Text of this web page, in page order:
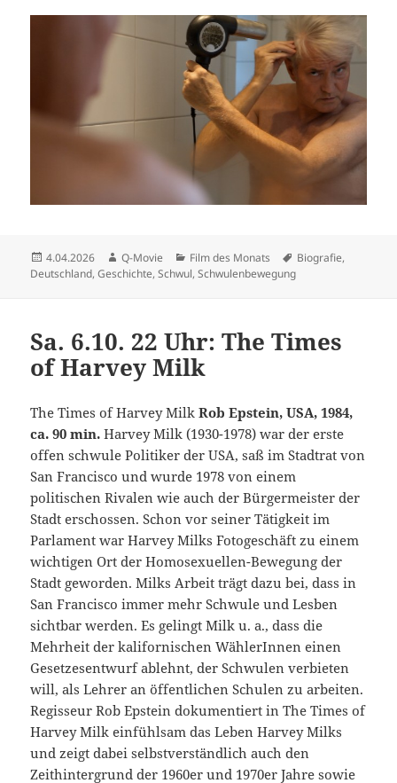
Veröffentlicht
am
4.04.2026 Autor
Q-Movie Kategorien
Film des Monats Schlagwörter
Biografie,
Deutschland,Geschichte,Schwul,Schwulenbewegung
Sa. 6.10. 22 Uhr: The Times
of Harvey Milk
The Times of Harvey MilkRob Epstein, USA, 1984,
ca. 90 min. Harvey Milk (1930-1978) war der erste
offen schwule Politiker der USA, saß im Stadtrat von
San Francisco und wurde 1978 von einem
politischen Rivalen wie auch der Bürgermeister der
Stadt erschossen. Schon vor seiner Tätigkeit im
Parlament war Harvey Milks Fotogeschäft zu einem
wichtigen Ort der Homosexuellen-Bewegung der
Stadt geworden. Milks Arbeit trägt dazu bei, dass in
San Francisco immer mehr Schwule und Lesben
sichtbar werden. Es gelingt Milk u. a., dass die
Mehrheit der kalifornischen WählerInnen einen
Gesetzesentwurf ablehnt, der Schwulen verbieten
will, als Lehrer an öffentlichen Schulen zu arbeiten.
Regisseur Rob Epstein dokumentiert in The Times of
Harvey Milk einfühlsam das Leben Harvey Milks
und zeigt dabei selbstverständlich auch den
Zeithintergrund der 1960er und 1970er Jahre sowie